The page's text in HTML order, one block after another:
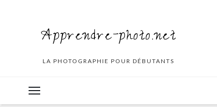
Apprendre-photo.net
LA PHOTOGRAPHIE POUR DÉBUTANTS